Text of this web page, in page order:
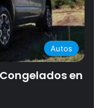
Autos
en